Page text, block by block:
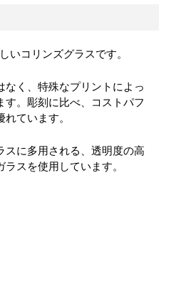
いコリンズグラスです。
なく、特殊なプリントによっ
す。彫刻に比べ、コストパフ
ています。
スに多用される、透明度の高
スを使用しています。